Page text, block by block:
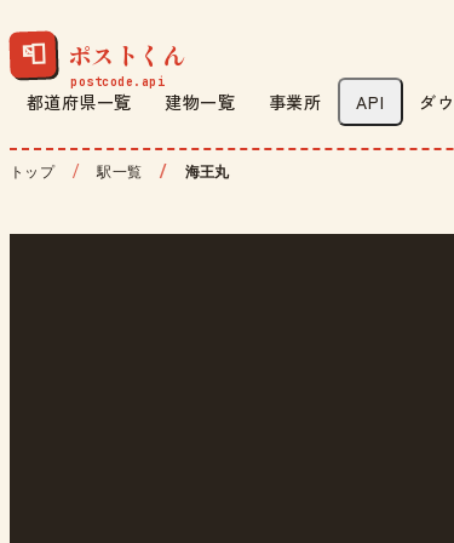
📮 ポストくん
都道府県一覧 建物一覧 事業所 API ダ
トップ 駅一覧 海王丸